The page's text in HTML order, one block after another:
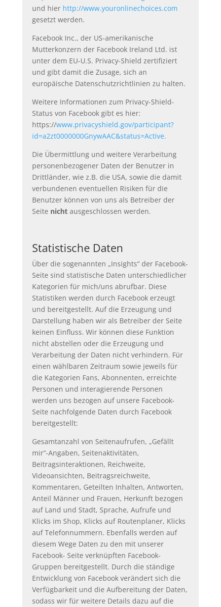
und hier http://www.youronlinechoices.com
gesetzt werden.
Facebook Inc., der US-amerikanische
Mutterkonzern der Facebook Ireland Ltd. ist
unter dem EU-U.S. Privacy-Shield zertifiziert
und gibt damit die Zusage, sich an
europäische Datenschutzrichtlinien zu halten.
Weitere Informationen zum Privacy-Shield-
Status von Facebook gibt es hier:
https://www.privacyshield.gov/participant?
id=a2zt0000000GnywAAC&status=Active.
Die Übermittlung und weitere Verarbeitung
personenbezogener Daten der Benutzer in
Drittländer, wie z.B. die USA, sowie die damit
verbundenen eventuellen Risiken für die
Benutzer können von uns als Betreiber der
Seite nichtausgeschlossen werden.
Statistische Daten
Über die sogenannten „Insights“ der Facebook-
Seite sind statistische Daten unterschiedlicher
Kategorien für mich/uns abrufbar. Diese
Statistiken werden durch Facebook erzeugt
und bereitgestellt. Auf die Erzeugung und
Darstellung haben wir als Betreiber der Seite
keinen Einfluss. Wir können diese Funktion
nicht abstellen oder die Erzeugung und
Verarbeitung der Daten nicht verhindern. Für
einen wählbaren Zeitraum sowie jeweils für
die Kategorien Fans, Abonnenten, erreichte
Personen und interagierende Personen
werden uns bezogen auf unsere Facebook-
Seite nachfolgende Daten durch Facebook
bereitgestellt:
Gesamtanzahl von Seitenaufrufen, „Gefällt
mir“-Angaben, Seitenaktivitäten,
Beitragsinteraktionen, Reichweite,
Videoansichten, Beitragsreichweite,
Kommentaren, Geteilten Inhalten, Antworten,
Anteil Männer und Frauen, Herkunft bezogen
auf Land und Stadt, Sprache, Aufrufe und
Klicks im Shop, Klicks auf Routenplaner, Klicks
auf Telefonnummern. Ebenfalls werden auf
diesem Wege Daten zu den mit unserer
Facebook- Seite verknüpften Facebook-
Gruppen bereitgestellt. Durch die ständige
Entwicklung von Facebook verändert sich die
Verfügbarkeit und die Aufbereitung der Daten,
sodass wir für weitere Details dazu auf die